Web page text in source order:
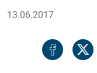
13.06.2017